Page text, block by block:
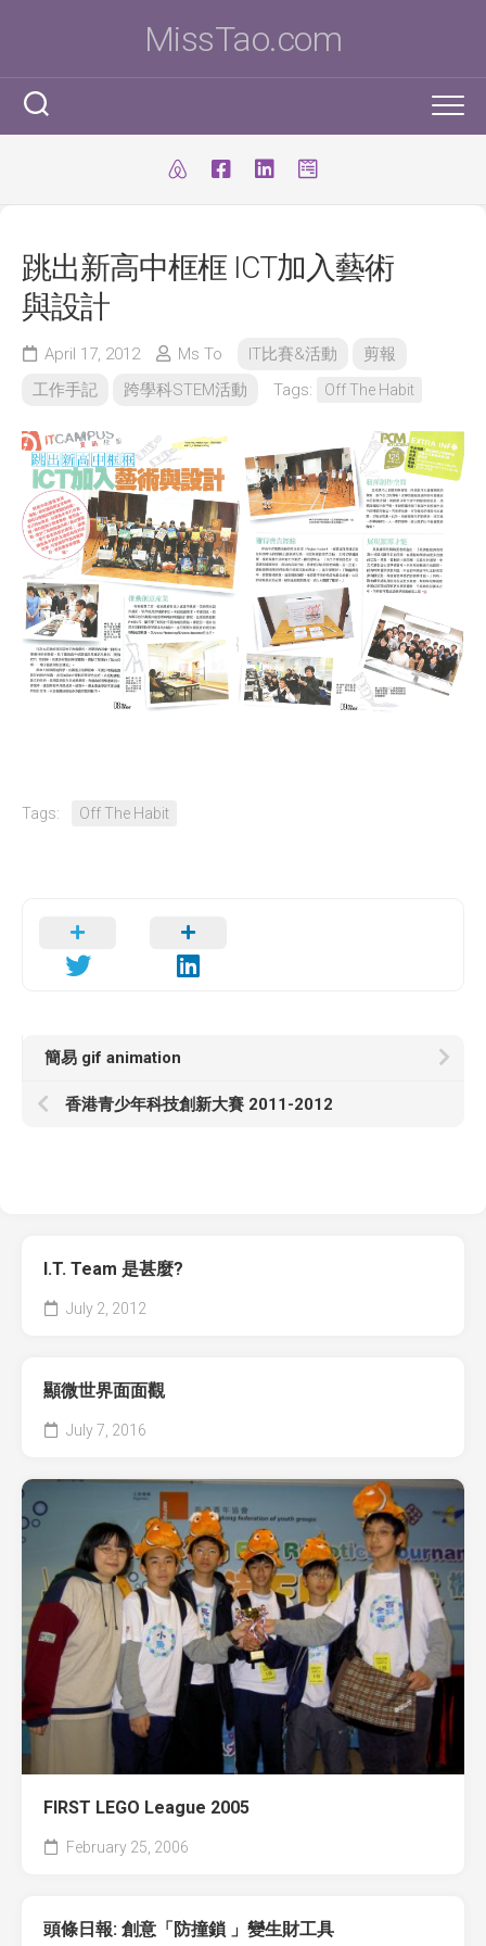
MissTao.com
跨學科STEM活動
科學研究科
I.T. Team
九連環
環保黏土膠
天然敷貼
澱粉之可塑性
CryptoDefender
國際科學與工程大獎賽(ISEF)
全國青少年科技創新大賽 (CASTIC)
香港青少年科技創新大賽
香港學生科學比賽
ICT Poster
ICT 補充
SBA
柔道部
柔道手帳
練習時間表
我是Ms To
自家小玩意
跳出新高中框框 ICT加入藝術
與設計
April 17, 2012 Ms To IT比賽&活動
剪報
工作手記
跨學科STEM活動 Tags: Off The Habit
Tags: Off The Habit
簡易 gif animation
香港青少年科技創新大賽 2011-2012
I.T. Team 是甚麼?
July 2, 2012
顯微世界面面觀
July 7, 2016
FIRST LEGO League 2005
February 25, 2006
頭條日報: 創意「防撞鎖 」變生財工具